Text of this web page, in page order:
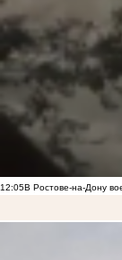
12:05В Ростове-на-Дону